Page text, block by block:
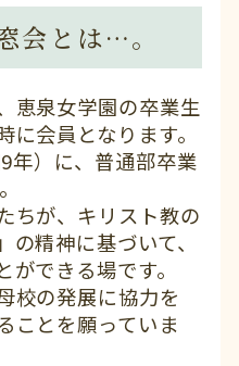
会とは…。
恵泉女学園の卒業生
会員となります。
年）に、普通部卒業
ちが、キリスト教の
精神に基づいて、
できる場です。
校の発展に協力を
ことを願っていま